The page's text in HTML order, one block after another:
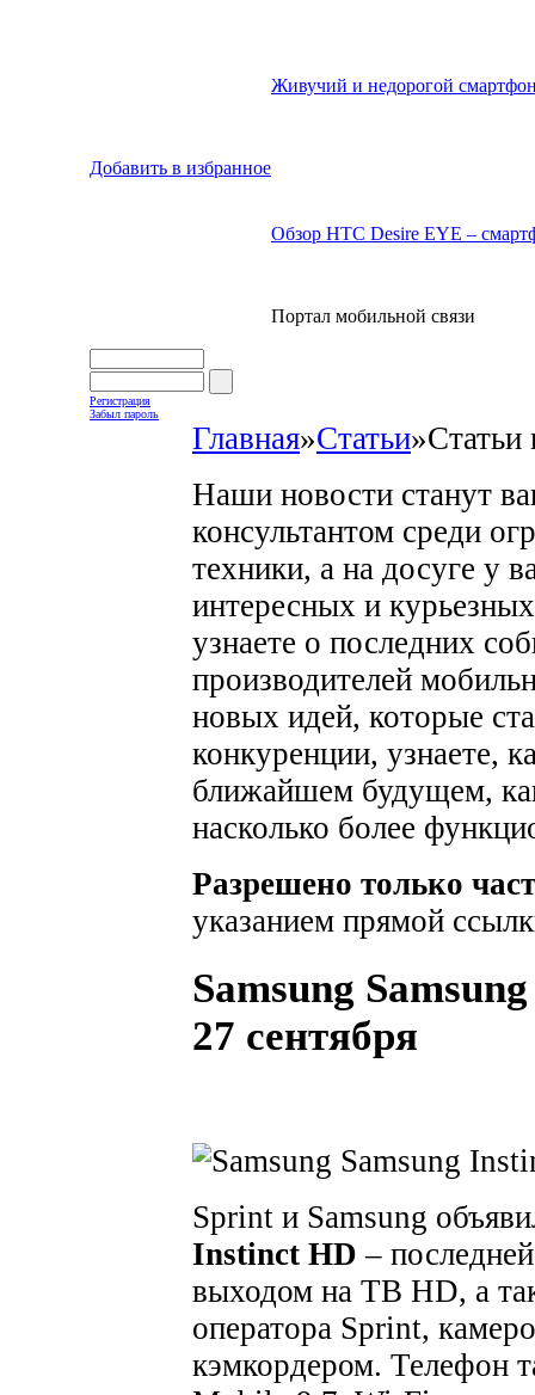
Добавить в избранное
Живучий и недорогой
Обзор HTC Desire EYE –
Портал мобильной связи
Регистрация
Забыл пароль
Главная»Статьи»Статьи
Наши новости станут
консультантом среди
техники, а на досуге у
интересных и
узнаете о последних
производителей
новых идей, которые
конкуренции, узнаете,
ближайшем будущем,
насколько более
Разрешено только
указанием прямой
Samsung
27 сентября
Sprint и Samsung
Instinct HD –
выходом на ТВ HD, а
оператора Sprint,
кэмкордером. Телефон